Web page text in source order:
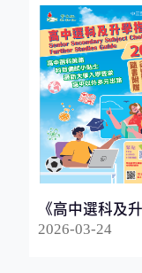
《高中選科及
南2026》
2026-03-24